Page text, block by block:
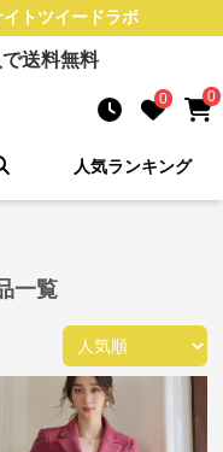
ト ツイードラボ
送料無料
0 0
人気ランキング
一覧